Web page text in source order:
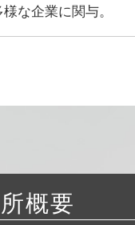
な企業に関与。
概要